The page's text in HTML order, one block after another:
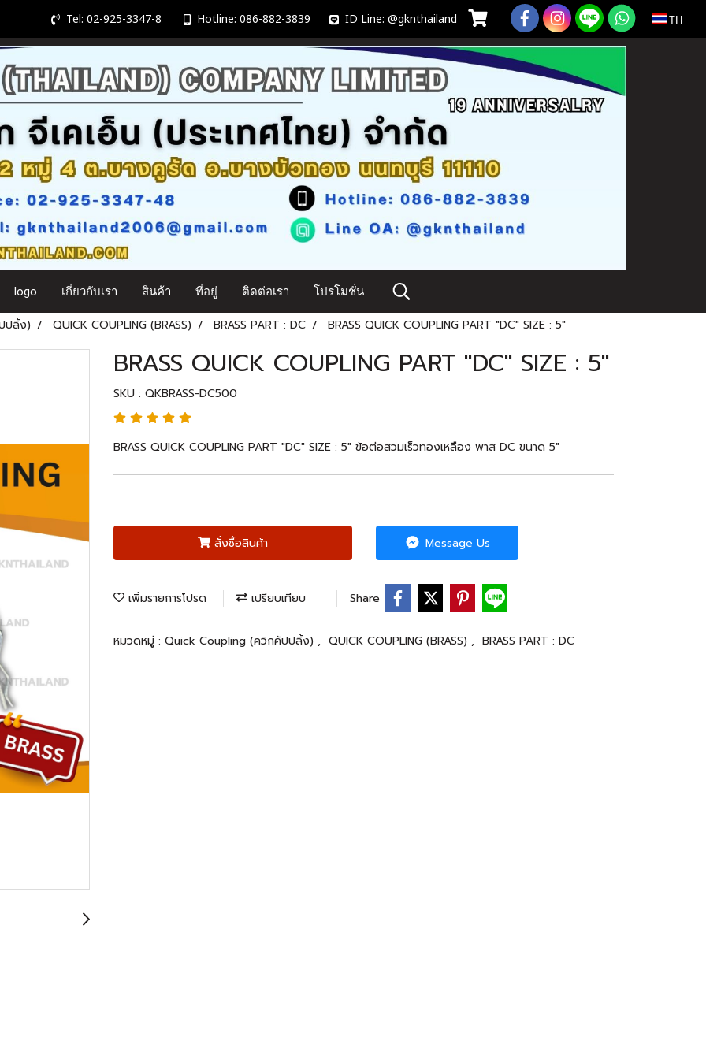
Tel: 02-925-3347-8 Hotline: 086-882-3839 ID Line: @gknthailand TH
logo เกี่ยวกับเรา สินค้า ที่อยู่ ติดต่อเรา โปรโมชั่น
ปลิ้ง) QUICK COUPLING (BRASS) BRASS PART : DC BRASS QUICK COUPLING PART "DC" SIZE : 5"
BRASS QUICK COUPLING PART "DC" SIZE : 5"
SKU : QKBRASS-DC500
BRASS QUICK COUPLING PART "DC" SIZE : 5" ข้อต่อสวมเร็วทองเหลือง พาส DC ขนาด 5"
สั่งซื้อสินค้า Message Us
เพิ่มรายการโปรด เปรียบเทียบ Share
หมวดหมู่ : Quick Coupling (ควิกคัปปลิ้ง) , QUICK COUPLING (BRASS) , BRASS PART : DC